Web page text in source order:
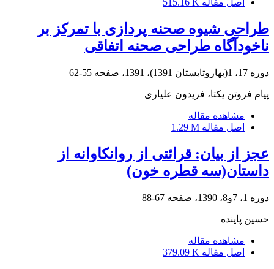
طراحی شیوه صحنه پردازی با تمرکز بر
ناخودآگاه طراحی صحنه اتفاقی
دوره 17، 1(بهاروتابستان 1391)، 1391، صفحه 55-62
پیام فروتن یکتا، فریدون علیاری
مشاهده مقاله
اصل مقاله 1.29 M
عجز از بیان: قرائتی از روانکاوانه از
داستان(سه قطره خون)
دوره 1، 7و8، 1390، صفحه 67-88
حسین پاینده
مشاهده مقاله
اصل مقاله 379.09 K